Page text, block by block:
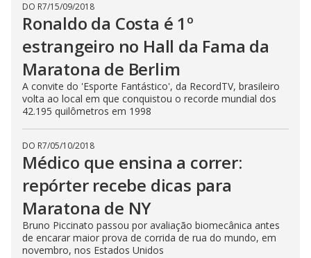
DO R7/15/09/2018
Ronaldo da Costa é 1º
estrangeiro no Hall da Fama da
Maratona de Berlim
A convite do 'Esporte Fantástico', da RecordTV, brasileiro
volta ao local em que conquistou o recorde mundial dos
42.195 quilômetros em 1998
DO R7/05/10/2018
Médico que ensina a correr:
repórter recebe dicas para
Maratona de NY
Bruno Piccinato passou por avaliação biomecânica antes
de encarar maior prova de corrida de rua do mundo, em
novembro, nos Estados Unidos